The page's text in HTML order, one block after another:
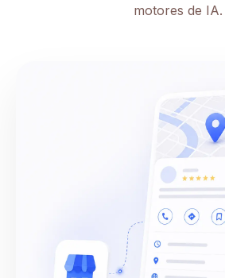
motores de IA.